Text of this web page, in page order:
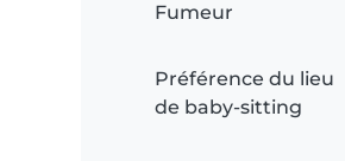
Fumeur
Préférence du lieu
de baby-sitting